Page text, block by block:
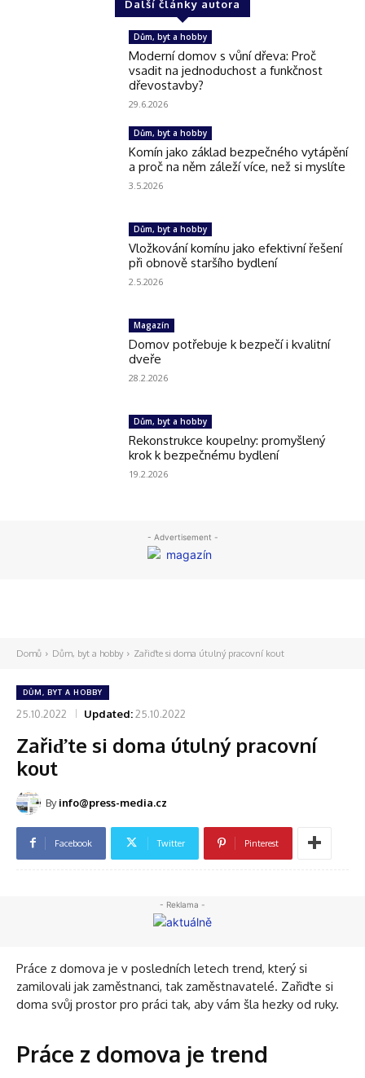
Další články autora
Dům, byt a hobby
Moderní domov s vůní dřeva: Proč
vsadit na jednoduchost a funkčnost
dřevostavby?
29.6.2026
Dům, byt a hobby
Komín jako základ bezpečného vytápění
a proč na něm záleží více, než si myslíte
3.5.2026
Dům, byt a hobby
Vložkování komínu jako efektivní řešení
při obnově staršího bydlení
2.5.2026
Magazín
Domov potřebuje k bezpečí i kvalitní
dveře
28.2.2026
Dům, byt a hobby
Rekonstrukce koupelny: promyšlený
krok k bezpečnému bydlení
19.2.2026
- Advertisement -